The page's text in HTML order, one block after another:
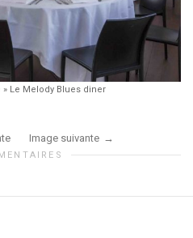
» Le Melody Blues diner
Image suivante